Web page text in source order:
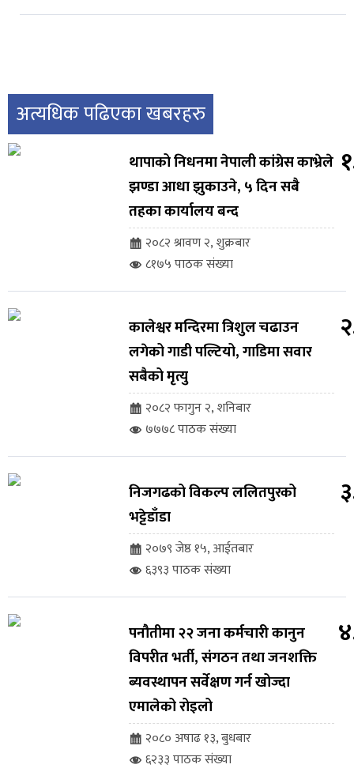
अत्यधिक पढिएका खबरहरु
थापाको निधनमा नेपाली कांग्रेस काभ्रेले
झण्डा आधा झुकाउने, ५ दिन सबै
तहका कार्यालय बन्द
२०८२ श्रावण २, शुक्रबार
८१७५ पाठक संख्या
कालेश्वर मन्दिरमा त्रिशुल चढाउन
लगेको गाडी पल्टियो, गाडिमा सवार
सबैको मृत्यु
२०८२ फागुन २, शनिबार
७७७८ पाठक संख्या
निजगढको विकल्प ललितपुरको
भट्टेडाँडा
२०७९ जेष्ठ १५, आईतबार
६३९३ पाठक संख्या
पनौतीमा २२ जना कर्मचारी कानुन
विपरीत भर्ती, संगठन तथा जनशक्ति
ब्यवस्थापन सर्वेक्षण गर्न खोज्दा
एमालेको रोइलो
२०८० अषाढ १३, बुधबार
६२३३ पाठक संख्या